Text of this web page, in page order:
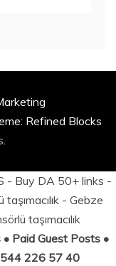
Refined Blocks
.
- Buy DA 50+ links -
- Gebze
taşımacılık
Paid Guest Posts •
544 226 57 40